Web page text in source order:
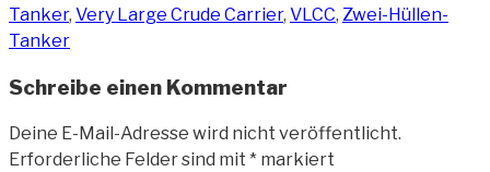
Tanker, Very Large Crude Carrier, VLCC, Zwei-Hüllen-
Tanker
Schreibe einen Kommentar
Deine E-Mail-Adresse wird nicht veröffentlicht.
Erforderliche Felder sind mit * markiert